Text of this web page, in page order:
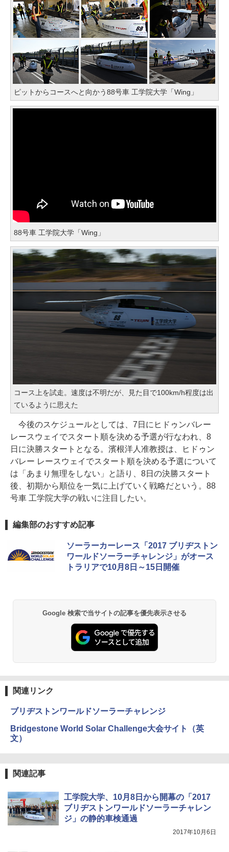
ピットからコースへと向かう88号車 工学院大学「Wing」
88号車 工学院大学「Wing」
コース上を試走。速度は不明だが、見た目で100km/h程度は出
ているように思えた
今後のスケジュールとしては、7日にヒドゥンバレー
レースウェイでスタート順を決める予選が行なわれ、8
日に決勝スタートとなる。濱根洋人准教授は、ヒドゥン
バレー レースウェイでスタート順を決める予選について
は「あまり無理をしない」と語り、8日の決勝スタート
後、初期から順位を一気に上げていく戦略だという。88
号車 工学院大学の戦いに注目したい。
編集部のおすすめ記事
ソーラーカーレース「2017 ブリヂストン
ワールドソーラーチャレンジ」がオース
トラリアで10月8日～15日開催
Google 検索で当サイトの記事を優先表示させる
関連リンク
ブリヂストンワールドソーラーチャレンジ
Bridgestone World Solar Challenge大会サイト（英
文）
関連記事
工学院大学、10月8日から開幕の「2017
ブリヂストンワールドソーラーチャレン
ジ」の静的車検通過
2017年10月6日